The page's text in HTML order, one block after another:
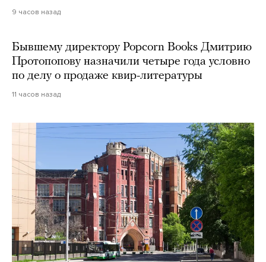
9 часов назад
Бывшему директору Popcorn Books Дмитрию
Протопопову назначили четыре года условно
по делу о продаже квир-литературы
11 часов назад